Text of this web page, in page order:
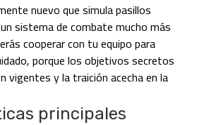
nuevo que simula pasillos
sistema de combate mucho más
cooperar con tu equipo para
porque los objetivos secretos
vigentes y la traición acecha en la
principales